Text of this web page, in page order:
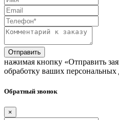
Отправить
нажимая кнопку «Отправить
обработку ваших
Обратный звонок
×